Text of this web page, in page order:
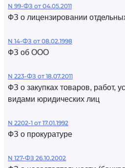
N 99-ФЗ от 04.05.2011
ФЗ о лицензировании
N 14-ФЗ от 08.02.1998
ФЗ об ООО
N 223-ФЗ от 18.07.2011
ФЗ о закупках товаров, работ,
видами юридических лиц
N 2202-1 от 17.01.1992
ФЗ о прокуратуре
N 127-ФЗ 26.10.2002